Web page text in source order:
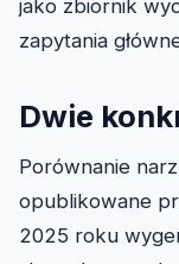
jako zbiornik
zapytania
Dwie
Porównanie
opublikowane
2025 roku